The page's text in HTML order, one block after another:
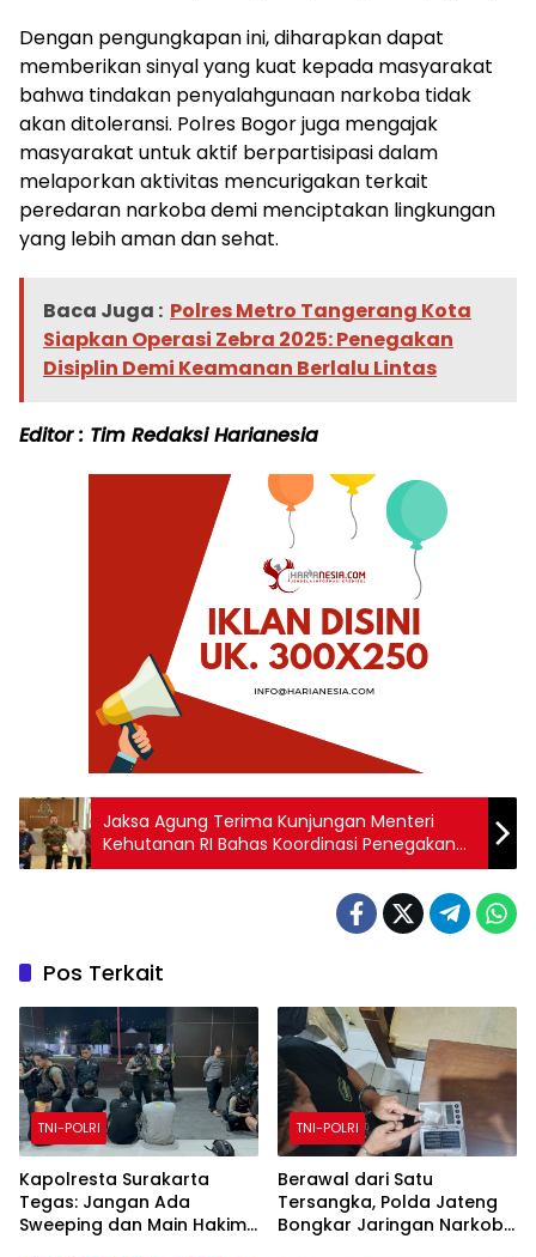
Dengan pengungkapan ini, diharapkan dapat
memberikan sinyal yang kuat kepada masyarakat
bahwa tindakan penyalahgunaan narkoba tidak
akan ditoleransi. Polres Bogor juga mengajak
masyarakat untuk aktif berpartisipasi dalam
melaporkan aktivitas mencurigakan terkait
peredaran narkoba demi menciptakan lingkungan
yang lebih aman dan sehat.
Baca Juga : Polres Metro Tangerang Kota
Siapkan Operasi Zebra 2025: Penegakan
Disiplin Demi Keamanan Berlalu Lintas
Editor : Tim Redaksi Harianesia
Jaksa Agung Terima Kunjungan Menteri
Kehutanan RI Bahas Koordinasi Penegakan
Hukum Terkait Kehutanan Kejaksaan Agung
Pos Terkait
TNI-POLRI
Kapolresta Surakarta
Tegas: Jangan Ada
Sweeping dan Main Hakim
TNI-POLRI
Berawal dari Satu
Tersangka, Polda Jateng
Bongkar Jaringan Narkoba